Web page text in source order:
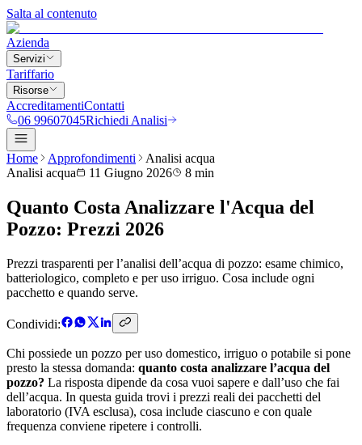
Salta al contenuto
Azienda
Servizi
Tariffario
Risorse
AccreditamentiContatti
06 99607045Richiedi Analisi
Home Approfondimenti
Analisi acqua
Analisi acqua
11 Giugno 2026 8 min
Quanto Costa Analizzare l'Acqua del
Pozzo: Prezzi 2026
Prezzi trasparenti per l’analisi dell’acqua di pozzo: esame chimico,
batteriologico, completo e per uso irriguo. Cosa include ogni
pacchetto e quando serve.
Condividi:
Chi possiede un pozzo per uso domestico, irriguo o potabile si pone
presto la stessa domanda: quanto costa analizzare l’acqua del
pozzo? La risposta dipende da cosa vuoi sapere e dall’uso che fai
dell’acqua. In questa guida trovi i prezzi reali dei pacchetti del
laboratorio (IVA esclusa), cosa include ciascuno e con quale
frequenza conviene ripetere i controlli.